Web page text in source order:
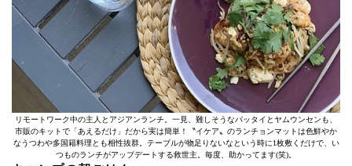
リモートワーク中の主人とアジアンランチ。一見、難しそうなパッタイとヤムウンセンも、
市販のキットで「あえるだけ」だから実は簡単！〝イケア〟のランチョンマットは色鮮やか
なうつわや多国籍料理とも相性抜群。テーブルが物足りないなという時に1枚敷くだけで、い
つものランチがアップデートする救世主。毎度、助かってます(笑)。